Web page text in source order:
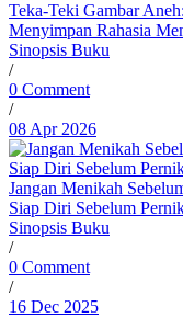
Teka-Teki Gambar
Menyimpan Rahasia
Sinopsis Buku
/
0 Comment
/
08 Apr 2026
Jangan Menikah
Siap Diri Sebelum
Sinopsis Buku
/
0 Comment
/
16 Dec 2025